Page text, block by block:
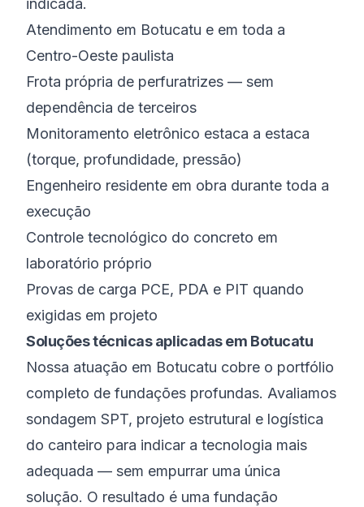
indicada.
Atendimento em Botucatu e em toda a
Centro-Oeste paulista
Frota própria de perfuratrizes — sem
dependência de terceiros
Monitoramento eletrônico estaca a estaca
(torque, profundidade, pressão)
Engenheiro residente em obra durante toda a
execução
Controle tecnológico do concreto em
laboratório próprio
Provas de carga PCE, PDA e PIT quando
exigidas em projeto
Soluções técnicas aplicadas em Botucatu
Nossa atuação em Botucatu cobre o portfólio
completo de fundações profundas. Avaliamos
sondagem SPT, projeto estrutural e logística
do canteiro para indicar a tecnologia mais
adequada — sem empurrar uma única
solução. O resultado é uma fundação